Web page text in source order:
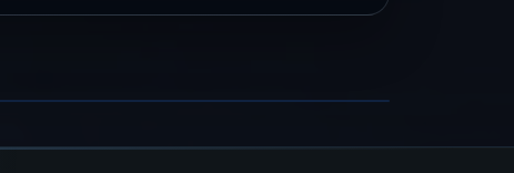
Decadencia tributo a Héroes del Silencio